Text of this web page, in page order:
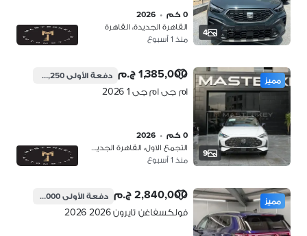
4
0 كم •
2026
القاهرة الجديدة، القاهرة
منذ 1 أسبوع
9
مميز 1,385,000 ج.م دفعة الأولى346,250 ج.م
ام جى ام جى 1 2026
0 كم •
2026
التجمع الاول، القاهرة الجديدة
منذ 1 أسبوع
مميز 2,840,000 ج.م دفعة الأولى710,000 ج.م
فولكسفاغن تايرون 2026 2026